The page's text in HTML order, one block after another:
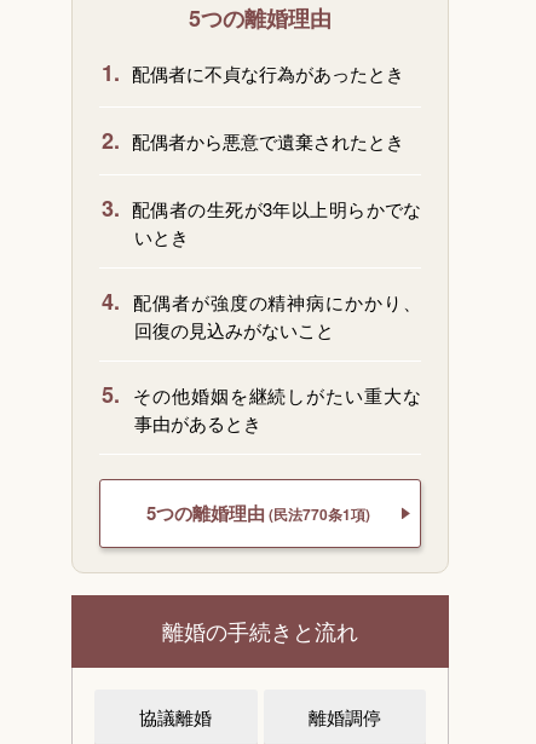
5つの離婚理由
1. 配偶者に不貞な行為があったとき
2. 配偶者から悪意で遺棄されたとき
3. 配偶者の生死が3年以上明らかでな
いとき
4. 配偶者が強度の精神病にかかり、
回復の見込みがないこと
5.
その他婚姻を継続しがたい重大な
事由があるとき
5つの離婚理由 (民法770条1項)
離婚の手続きと流れ
協議離婚 離婚調停